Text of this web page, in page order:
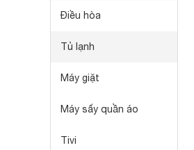
Điều hòa
Tủ lạnh
Máy giặt
Máy sấy quần áo
Tivi